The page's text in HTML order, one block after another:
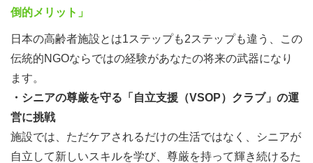
倒的メリット」
日本の高齢者施設とは1ステップも2ステップも違う、この
伝統的NGOならではの経験があなたの将来の武器になり
ます。
・シニアの尊厳を守る「自立支援（VSOP）クラブ」の運
営に挑戦
施設では、ただケアされるだけの生活ではなく、シニアが
自立して新しいスキルを学び、尊厳を持って輝き続けるた